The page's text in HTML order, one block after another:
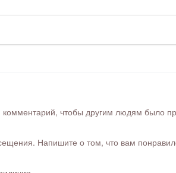
чтобы другим людям было
Напишите о том, что вам